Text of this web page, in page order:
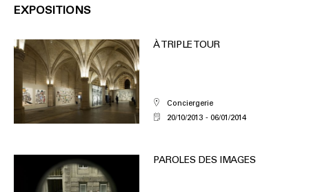
EXPOSITIONS
À TRIPLE TOUR
Conciergerie
20/10/2013
06/01/2014
PAROLES DES IMAGES